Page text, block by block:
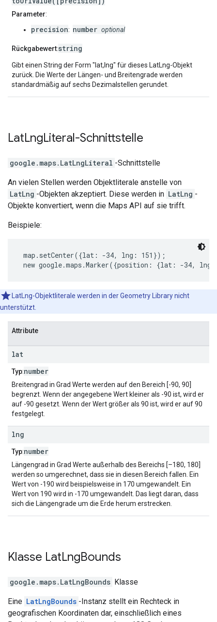
Parameter:
precision: number optional
Rückgabewert:string
Gibt einen String der Form "lat,lng" für dieses LatLng-Objekt
zurück. Die Werte der Längen- und Breitengrade werden
standardmäßig auf sechs Dezimalstellen gerundet.
LatLngLiteral-Schnittstelle
google.maps. LatLngLiteral -Schnittstelle
An vielen Stellen werden Objektliterale anstelle von
LatLng -Objekten akzeptiert. Diese werden in LatLng -
Objekte konvertiert, wenn die Maps API auf sie trifft.
Beispiele:
map.setCenter({lat: -34, lng: 151});
new google.maps.Marker({position: {lat: -34,
LatLng-Objektliterale werden in der Geometry Library nicht
unterstützt.
Attribute
lat
Typ:number
Breitengrad in Grad Werte werden auf den Bereich [-90, 90]
begrenzt. Wenn der angegebene Wert kleiner als -90 ist, wird er
auf -90 gesetzt. Wenn der Wert größer als 90 ist, wird er auf 90
festgelegt.
lng
Typ:number
Längengrad in Grad Werte außerhalb des Bereichs [–180, 180]
werden so umgerechnet, dass sie in diesen Bereich fallen. Ein
Wert von -190 wird beispielsweise in 170 umgewandelt. Ein
Wert von 190 wird in -170 umgewandelt. Das liegt daran, dass
sich die Längengrade um die Erde herum erstrecken.
Klasse LatLngBounds
google.maps. LatLngBounds Klasse
Eine LatLngBounds -Instanz stellt ein Rechteck in
geografischen Koordinaten dar, einschließlich eines